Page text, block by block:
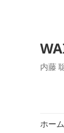
内藤
ホーム